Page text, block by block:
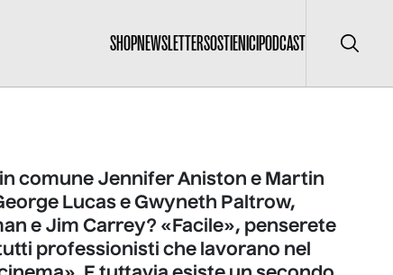
SHOPNEWSLETTERSOSTIENICIPODCAST Cerca
in comune Jennifer Aniston e Martin
Lucas e Gwyneth Paltrow,
e Jim Carrey? «Facile», penserete
professionisti che lavorano nel